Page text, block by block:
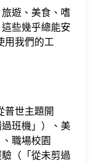
遊、美食、嗜
些幾乎總能安
用我們的工
普世主題開
班機」）、美
職場校園
驗（「從未剪過